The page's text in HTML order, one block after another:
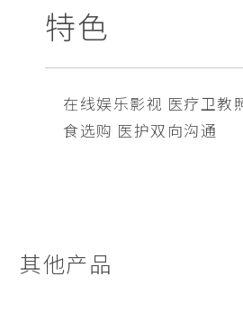
特色
在线娱乐影视 医疗卫教
食选购 医护双向沟通
其他产品